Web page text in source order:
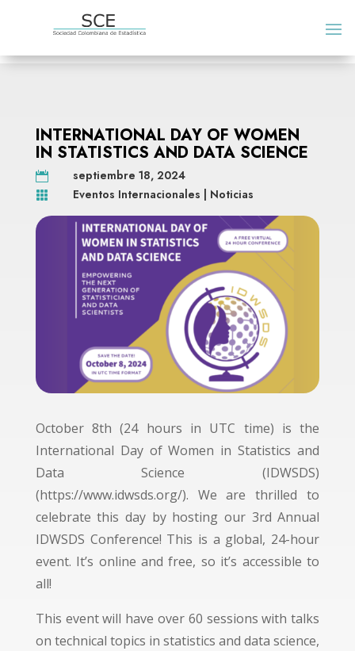
INTERNATIONAL DAY OF WOMEN
IN STATISTICS AND DATA SCIENCE
 septiembre 18, 2024
 Eventos Internacionales Noticias
October 8th (24 hours in UTC time) is the
International Day of Women in Statistics and
Data Science (IDWSDS)
(https://www.idwsds.org/). We are thrilled to
celebrate this day by hosting our 3rd Annual
IDWSDS Conference! This is a global, 24-hour
event. It’s online and free, so it’s accessible to
all!
This event will have over 60 sessions with talks
on technical topics in statistics and data science,